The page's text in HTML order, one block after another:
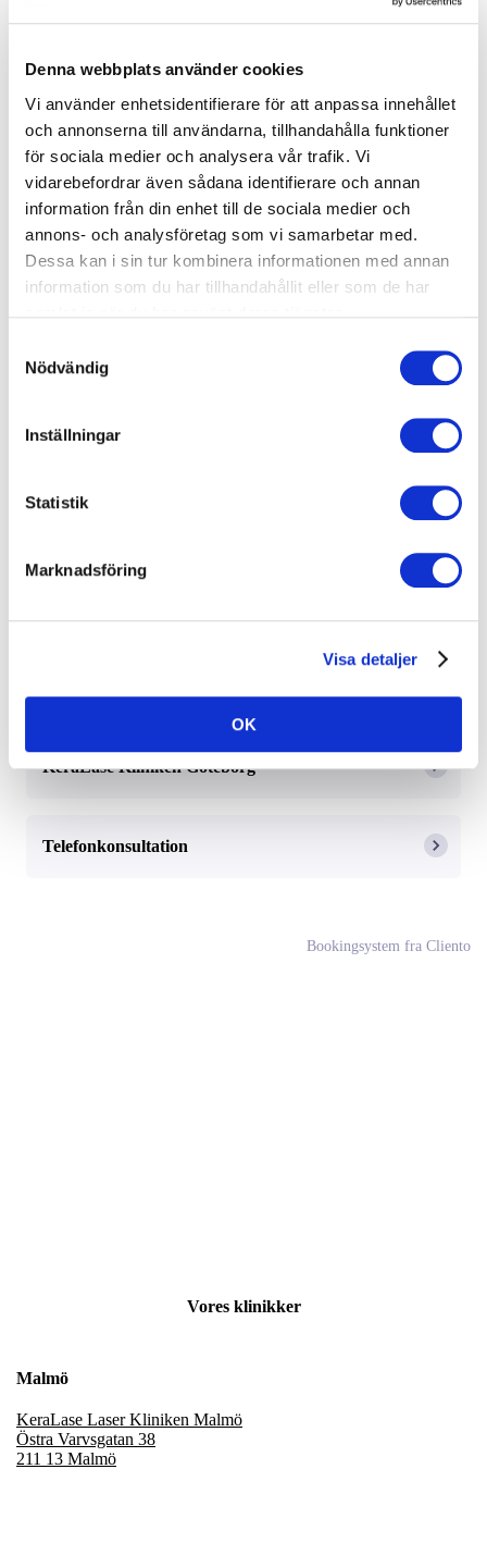
Denna webbplats använder cookies
Vi använder enhetsidentifierare för att anpassa innehållet
och annonserna till användarna, tillhandahålla funktioner
för sociala medier och analysera vår trafik. Vi
vidarebefordrar även sådana identifierare och annan
information från din enhet till de sociala medier och
annons- och analysföretag som vi samarbetar med.
Dessa kan i sin tur kombinera informationen med annan
information som du har tillhandahållit eller som de har
Nödvändig
Inställningar
Statistik
Marknadsföring
Visa detaljer
OK
Kan Keralase hårvækstbehandling hjælpe med skæg og
Hvordan aflyser jeg min tid, og hvad sker der, hvis jeg
Har du spørgsmål eller bekymringer?
Er det dit første besøg? Book først en gratis konsultation på
KeraLase Kliniken Göteborg
Telefonkonsultation
Bookingsystem fra Cliento
Vores klinikker
Malmö
KeraLase Laser Kliniken Malmö
Östra Varvsgatan 38
211 13 Malmö